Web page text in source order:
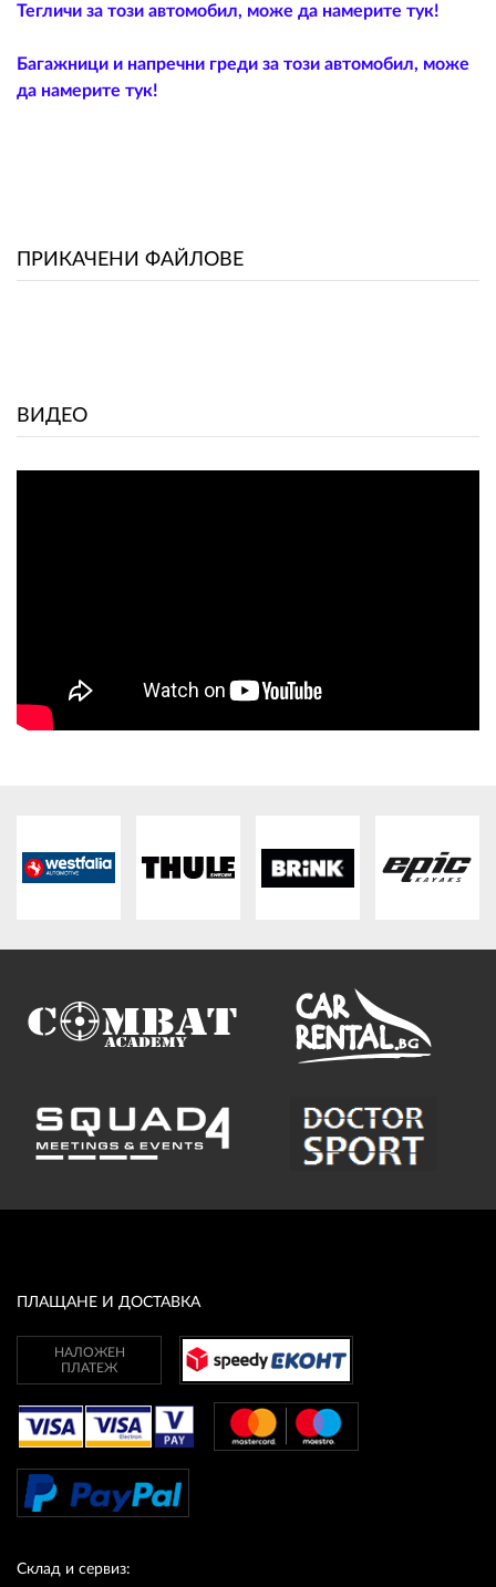
Тегличи за този автомобил, може да намерите тук!
Багажници и напречни греди за този автомобил, може
да намерите тук!
ПРИКАЧЕНИ ФАЙЛОВЕ
ВИДЕО
ПЛАЩАНЕ И ДОСТАВКА
НАЛОЖЕН
ПЛАТЕЖ
Склад и сервиз:
ПОЛИТИКА ЗА БИСКВИТКИ